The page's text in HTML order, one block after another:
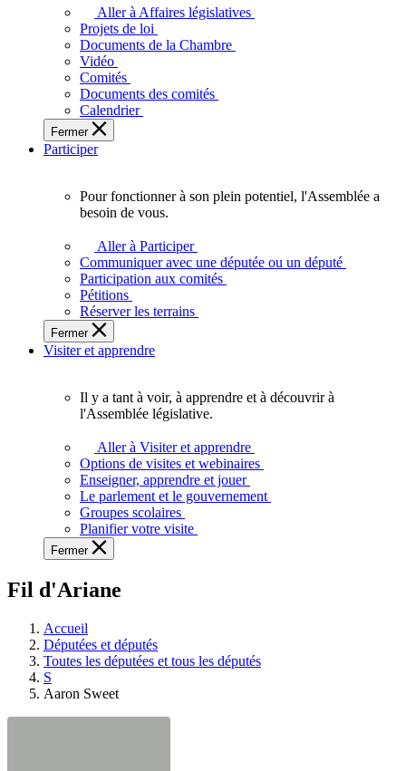
adopte
touchent
des
Ontariennes
et
Aller à Affaires législatives
Projets de loi
Documents de la Chambre
Vidéo
Comités
Documents des comités
Calendrier
Fermer
Participer
plein
potentiel,
l'Assemblée
a
besoin
de
Pour fonctionner à son plein potentiel, l'Assemblée a
besoin de vous.
Aller à Participer
Communiquer avec une députée ou un député
Participation aux comités
Pétitions
Réserver les terrains
Fermer
Visiter et apprendre
voir,
apprendre
et
à
à
législative.
Il y a tant à voir, à apprendre et à découvrir à
l'Assemblée législative.
Aller à Visiter et apprendre
Options de visites et webinaires
Enseigner, apprendre et jouer
Le parlement et le gouvernement
Groupes scolaires
Planifier votre visite
Fermer
Fil d'Ariane
Accueil
Députées et députés
Toutes les députées et tous les députés
S
Aaron Sweet